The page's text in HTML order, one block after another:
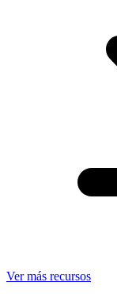
Ver más recursos